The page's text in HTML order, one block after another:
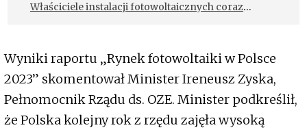
Właściciele instalacji fotowoltaicznych coraz
Wyniki raportu „Rynek fotowoltaiki w Polsce
2023” skomentował Minister Ireneusz Zyska,
Pełnomocnik Rządu ds. OZE. Minister podkreślił,
że Polska kolejny rok z rzędu zajęła wysoką